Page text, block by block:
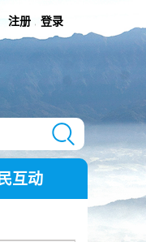
注册 登录
互动